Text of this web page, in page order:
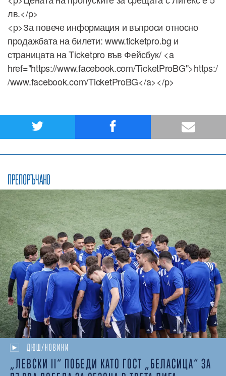
лв.</p>
<p>За повече информация и въпроси относно
продажбата на билети: www.ticketpro.bg и
страницата на Ticketpro във Фейсбук/ <a
href="https://www.facebook.com/TicketProBG">https:/
/www.facebook.com/TicketProBG</a></p>
ПРЕПОРЪЧАНО
ДЮШ/НОВИНИ
„ЛЕВСКИ II“ ПОБЕДИ КАТО ГОСТ „БЕЛАСИЦА“ ЗА